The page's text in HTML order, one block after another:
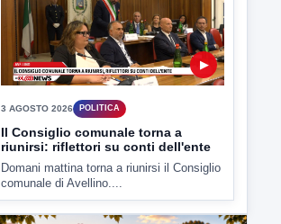
Il Consiglio comunale torna a
riunirsi: riflettori su conti dell'ente